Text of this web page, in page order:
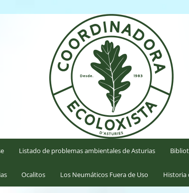
Listado de problemas ambientales de Asturias
Ocalitos Los Neumáticos Fuera de Uso Historia